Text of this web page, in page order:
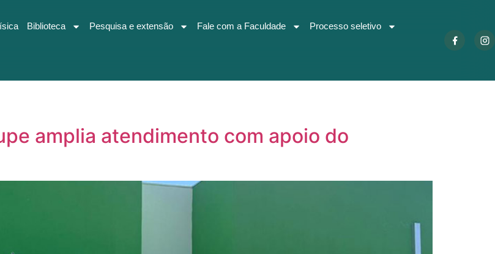
Biblioteca Pesquisa e extensão Fale com a Faculdade Processo seletivo
amplia atendimento com apoio do